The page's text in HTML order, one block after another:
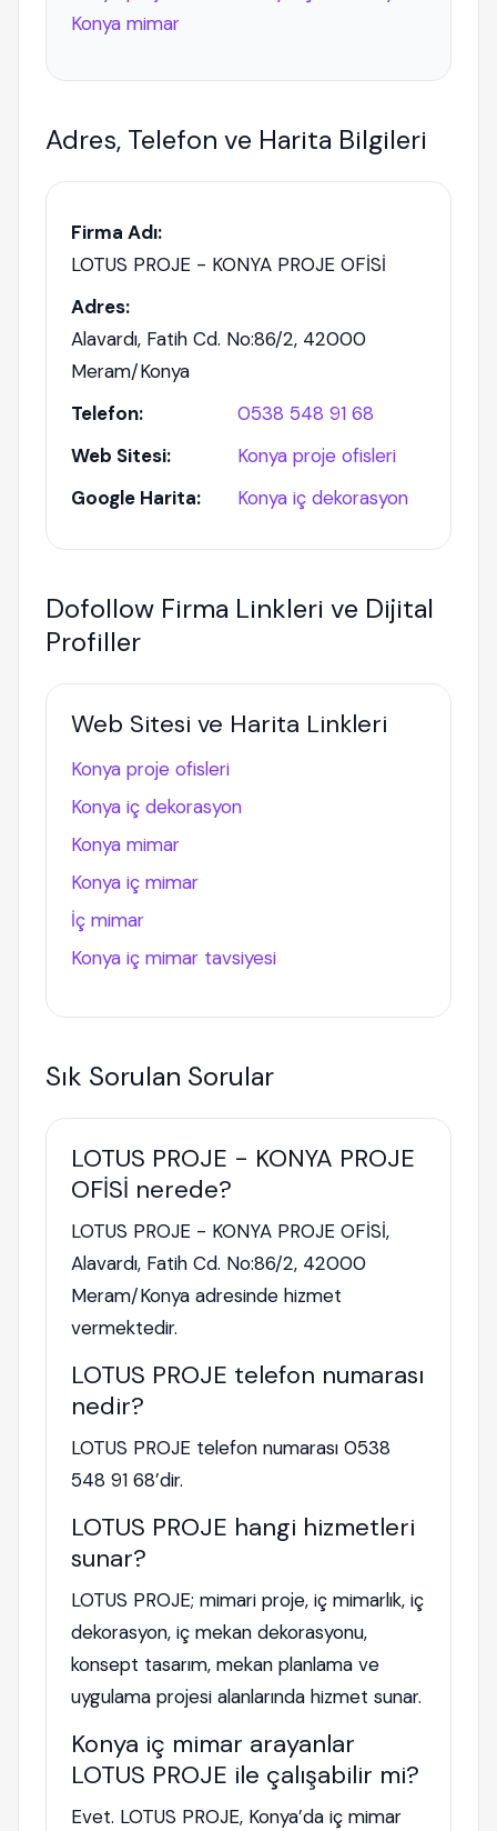
Konya mimar
Adres, Telefon ve Harita Bilgileri
Firma Adı:
LOTUS PROJE - KONYA PROJE OFİSİ
Adres:
Alavardı, Fatih Cd. No:86/2, 42000
Meram/Konya
Telefon:
0538 548 91 68
Web Sitesi:
Konya proje ofisleri
Google Harita:
Konya iç dekorasyon
Dofollow Firma Linkleri ve Dijital
Profiller
Web Sitesi ve Harita Linkleri
Konya proje ofisleri
Konya iç dekorasyon
Konya mimar
Konya iç mimar
İç mimar
Konya iç mimar tavsiyesi
Sık Sorulan Sorular
LOTUS PROJE - KONYA PROJE
OFİSİ nerede?
LOTUS PROJE - KONYA PROJE OFİSİ,
Alavardı, Fatih Cd. No:86/2, 42000
Meram/Konya adresinde hizmet
vermektedir.
LOTUS PROJE telefon numarası
nedir?
LOTUS PROJE telefon numarası 0538
548 91 68’dir.
LOTUS PROJE hangi hizmetleri
sunar?
LOTUS PROJE; mimari proje, iç mimarlık, iç
dekorasyon, iç mekan dekorasyonu,
konsept tasarım, mekan planlama ve
uygulama projesi alanlarında hizmet sunar.
Konya iç mimar arayanlar
LOTUS PROJE ile çalışabilir mi?
Evet. LOTUS PROJE, Konya’da iç mimar